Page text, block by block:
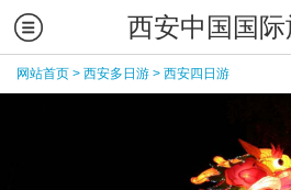
西安中国国
网站首页 > 西安多日游 > 西安四日游